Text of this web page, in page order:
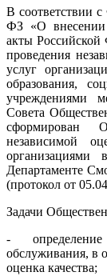
В соответствии
ФЗ «О внесении
акты Российской
проведения
услуг
образования,
учреждениями
Совета
сформирован
независимой
организациями
Департаменте
(протокол от
Задачи
-
обслуживания, в
оценка качества;